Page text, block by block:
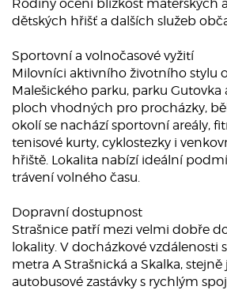
Rodiny ocení blízkost mateřských
dětských hřišť a dalších služeb
Sportovní a volnočasové vyžití
Milovníci aktivního životního stylu
Malešického parku, parku Gutovka
ploch vhodných pro procházky,
okolí se nachází sportovní areály,
tenisové kurty, cyklostezky i
hřiště. Lokalita nabízí ideální
trávení volného času.
Dopravní dostupnost
Strašnice patří mezi velmi dobře
lokality. V docházkové vzdálenosti
metra A Strašnická a Skalka,
autobusové zastávky s rychlým